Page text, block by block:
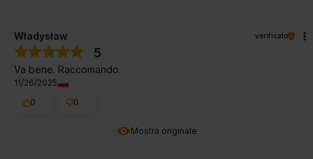
Mostra originale
Władysław verificato
5
Va bene. Raccomando.
11/26/2025
0
0